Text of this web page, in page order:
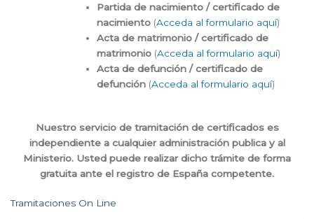
Partida de nacimiento / certificado de
nacimiento (Acceda al formulario aquí)
Acta de matrimonio / certificado de
matrimonio (Acceda al formulario aquí)
Acta de defunción / certificado de
defunción (Acceda al formulario aquí)
Nuestro servicio de tramitación de certificados es
independiente a cualquier administración publica y al
Ministerio. Usted puede realizar dicho trámite de forma
gratuita ante el registro de España competente.
Tramitaciones On Line